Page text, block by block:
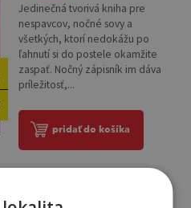
Jedinečná tvorivá kniha pre
nespavcov, nočné sovy a
všetkých, ktorí nedokážu po
ľahnutí si do postele okamžite
zaspať. Nočný zápisník im dáva
príležitosť,...
pridať do košíka